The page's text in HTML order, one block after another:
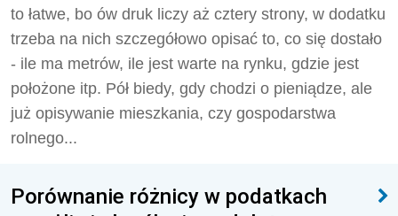
to łatwe, bo ów druk liczy aż cztery strony, w dodatku
trzeba na nich szczegółowo opisać to, co się dostało
- ile ma metrów, ile jest warte na rynku, gdzie jest
położone itp. Pół biedy, gdy chodzi o pieniądze, ale
już opisywanie mieszkania, czy gospodarstwa
rolnego...
Porównanie różnicy w podatkach